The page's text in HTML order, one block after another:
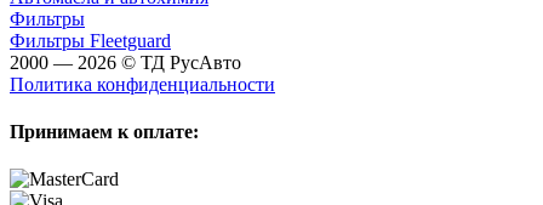
Фильтры
Фильтры Fleetguard
2000 — 2026 © ТД РусАвто
Политика конфиденциальности
Принимаем к оплате: